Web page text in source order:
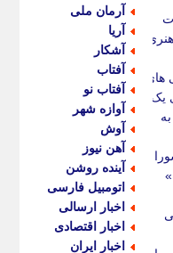
های
یک
آرمان ملی
آریا
آشکار
آفتاب
آفتاب نو
آوازه شهر
آوش
آهن نیوز
آینده روشن
اتومبیل فارسی
اخبار ارسالی
اخبار اقتصادی
اخبار ایران